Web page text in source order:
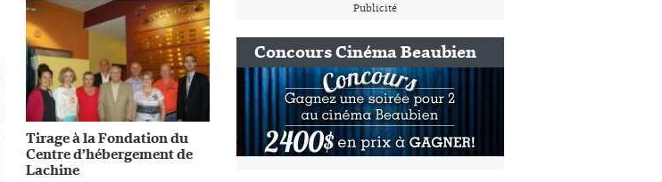
Tirage à la Fondation du
Centre d’hébergement de
Lachine
Publicité
Concours Cinéma Beaubien